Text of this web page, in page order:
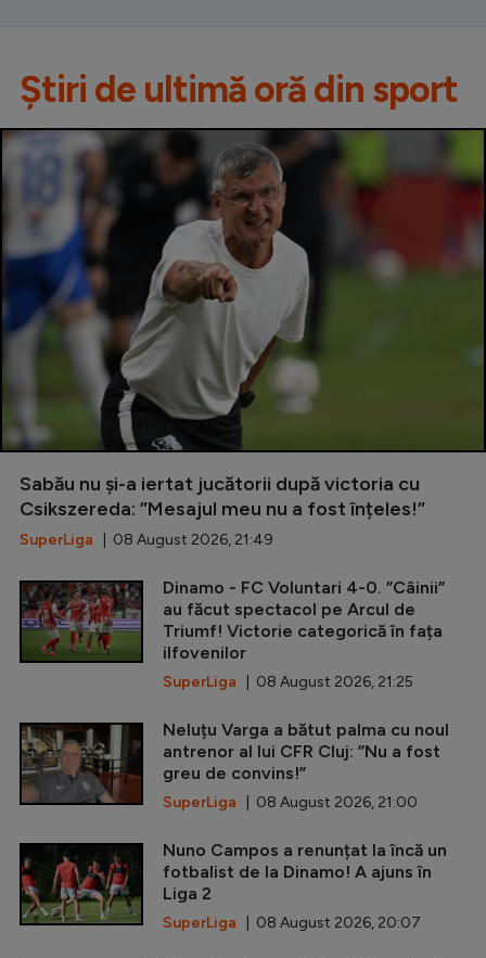
Știri de ultimă oră din sport
Sabău nu și-a iertat jucătorii după victoria cu
Csikszereda: ”Mesajul meu nu a fost înțeles!”
SuperLiga | 08 August 2026, 21:49
Dinamo - FC Voluntari 4-0. ”Câinii”
au făcut spectacol pe Arcul de
Triumf! Victorie categorică în fața
ilfovenilor
SuperLiga | 08 August 2026, 21:25
Neluțu Varga a bătut palma cu noul
antrenor al lui CFR Cluj: ”Nu a fost
greu de convins!”
SuperLiga | 08 August 2026, 21:00
Nuno Campos a renunțat la încă un
fotbalist de la Dinamo! A ajuns în
Liga 2
SuperLiga | 08 August 2026, 20:07